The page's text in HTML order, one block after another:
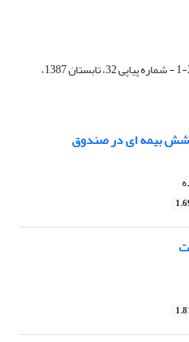
دوره 10، شماره 2-1 - شماره پیاپی 32، تابستان 1387،
بیمه ای در صندوق